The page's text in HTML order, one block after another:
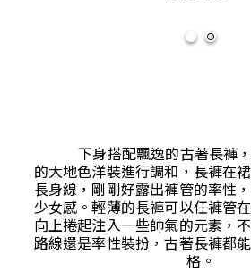
下身搭配飄逸的古著長褲
的大地色洋裝進行調和，長褲在
長身線，剛剛好露出褲管的率性
少女感。輕薄的長褲可以任褲管
向上捲起注入一些帥氣的元素，
路線還是率性裝扮，古著長褲都
格。